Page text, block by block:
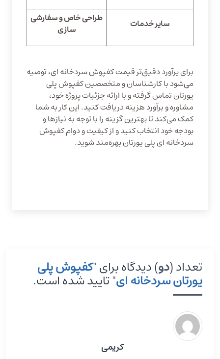
سایر خدمات
طراحی‌ خاص و سفارشی
سازی
برای یرآورد دقیق‌تر قیمت کفپوش سردخانه ای، توصیه
می‌شود با کارشناسان و متخصصین کفپوش پلی
یورتان تماس گرفته و با ارائه جزئیات پروژه خود،
مشاوره و برآورد هزینه دریافت کنید. این کار به شما
کمک می‌کند تا بهترین گزینه را با توجه به نیازها و
بودجه خود انتخاب کنید و از کیفیت و دوام کفپوش
سردخانه‌ ای پلی یورتان بهره‌مند شوید.
تعداد (دو) دیدگاه برای "کفپوش پلی
یورتان سردخانه ای" تایید شده است.
کریمی